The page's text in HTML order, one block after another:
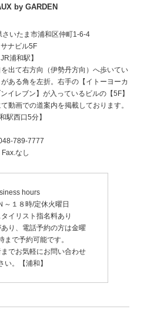
by GARDEN
いたま市浦和区仲町1-6-4
ナビル5F
JR浦和駅】
出て右方向（伊勢丹方向）へ歩いてい
ある角を左折。右手の【イトーヨーカ
イレブン】が入っているビルの【5F】
動画での道案内を掲載しております。
駅西口5分】
789-7777
Fax.なし
hours
～１８時/定休火曜日
イリスト指名料あり
り、電話予約の方は金曜
まで予約可能です。
でお気軽にお問い合わせ
い。【浦和】